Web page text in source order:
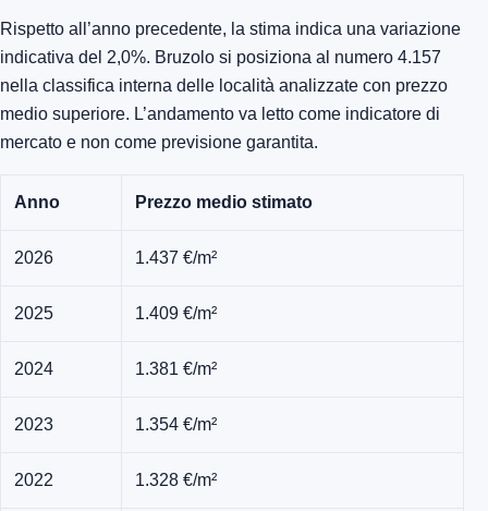
Rispetto all’anno precedente, la stima indica una variazione
indicativa del 2,0%. Bruzolo si posiziona al numero 4.157
nella classifica interna delle località analizzate con prezzo
medio superiore. L’andamento va letto come indicatore di
mercato e non come previsione garantita.
Anno Prezzo medio stimato
2026 1.437 €/m²
2025 1.409 €/m²
2024 1.381 €/m²
2023 1.354 €/m²
2022 1.328 €/m²